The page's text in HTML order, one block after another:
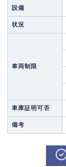
設備
状況
車両制限
車庫証明可否
備考